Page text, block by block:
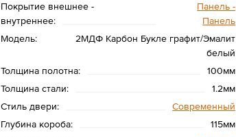
Покрытие внешнее -
внутреннее:
Панель -
Панель
Модель:
2МДФ Карбон Букле графит/Эмалит
белый
Толщина полотна:
100мм
Толщина стали:
1.2мм
Стиль двери:
Современный
Глубина короба:
115мм